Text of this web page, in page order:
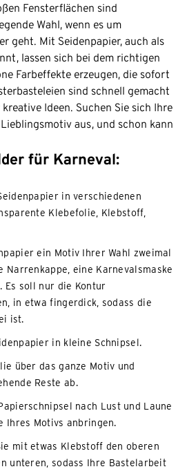
Fensterflächen sind
Wahl, wenn es um
geht. Mit Seidenpapier, auch als
lassen sich bei dem richtigen
Farbeffekte erzeugen, die sofort
sind schnell gemacht
Ideen. Suchen Sie sich Ihre
aus, und schon kann
für Karneval:
in verschiedenen
Klebefolie, Klebstoff,
ein Motiv Ihrer Wahl zweimal
Narrenkappe, eine Karnevalsmaske
Es soll nur die Kontur
in etwa fingerdick, sodass die
ist.
in kleine Schnipsel.
über das ganze Motiv und
Reste ab.
nach Lust und Laune
Ihres Motivs anbringen.
mit etwas Klebstoff den oberen
unteren, sodass Ihre Bastelarbeit